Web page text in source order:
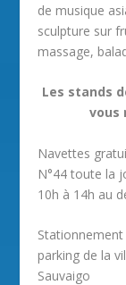
de musique
sculpture sur
massage,
Les stands
vous
Navettes
N°44 toute la
10h à 14h au
parking de la
Sauvaigo